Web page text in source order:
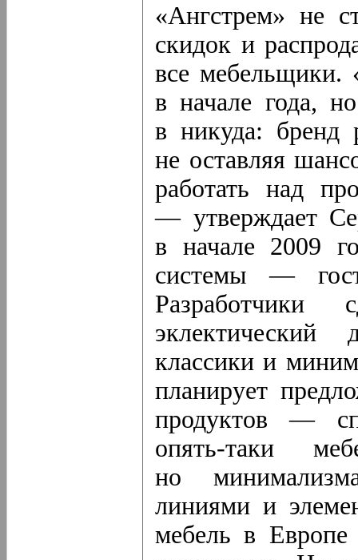
«Ангстрем» не
скидок и
все
в начале года,
в никуда: бренд
не оставляя
работать над
— утверждает
в начале 2009
системы —
классики и
планирует
продуктов —
опять-таки
но
линиями и
мебель в